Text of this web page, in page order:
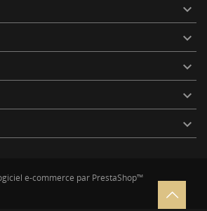





e-commerce par PrestaShop™